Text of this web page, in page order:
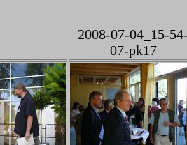
2008-07-04_15-
07-pk17